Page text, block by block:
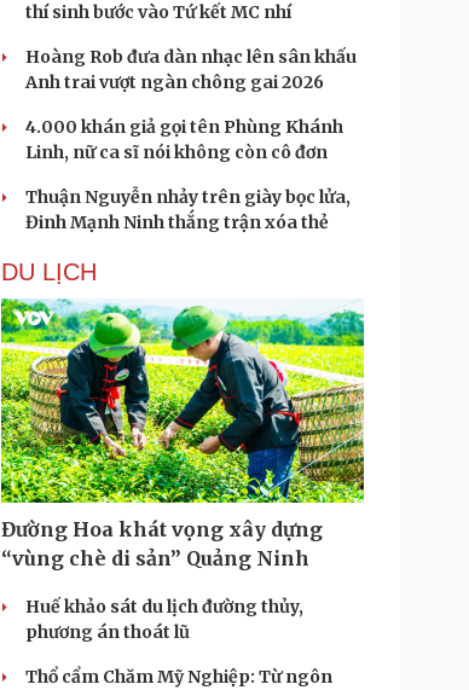
thí sinh bước vào Tứ kết MC nhí
Hoàng Rob đưa dàn nhạc lên sân khấu
Anh trai vượt ngàn chông gai 2026
4.000 khán giả gọi tên Phùng Khánh
Linh, nữ ca sĩ nói không còn cô đơn
Thuận Nguyễn nhảy trên giày bọc lửa,
Đinh Mạnh Ninh thắng trận xóa thẻ
DU LỊCH
Đường Hoa khát vọng xây dựng
“vùng chè di sản” Quảng Ninh
Huế khảo sát du lịch đường thủy,
phương án thoát lũ
Thổ cẩm Chăm Mỹ Nghiệp: Từ ngôn